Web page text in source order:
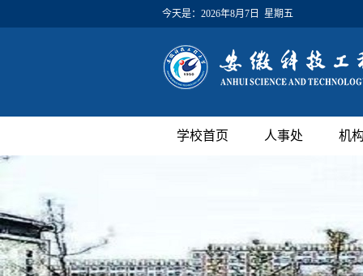
今天是： 2026年8月7日 星期五
学校首页 人事处 机